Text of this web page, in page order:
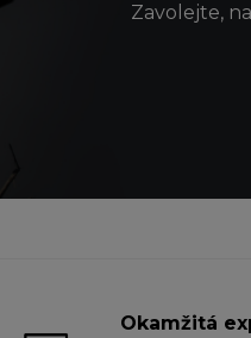
Zavolejte,
Okamžitá